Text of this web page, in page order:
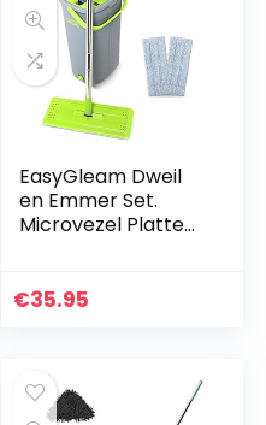
EasyGleam Dweil
en Emmer Set.
Microvezel Platte
Stok, Innovatieve
€35.95